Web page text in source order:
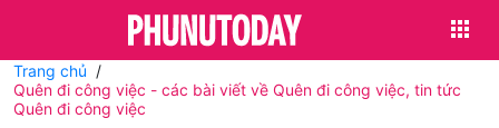
Trang chủ
Quên đi công việc - các bài viết về Quên đi công việc, tin tức
Quên đi công việc